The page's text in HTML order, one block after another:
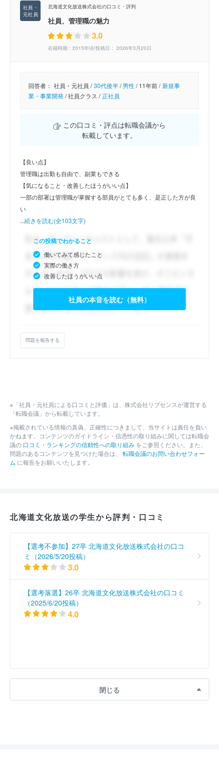
北海道文化放送株式会社の口コミ・評判
社員、管理職の魅力
3.0
在籍時期：2015年頃/投稿日： 2026年3月20日
回答者： 社員・元社員 / 30代後半/男性/11年前 / 新規事
業・事業開発/社員クラス / 正社員
この口コミ・評点は転職会議から
転載しています。
【良い点】
管理職は出勤も自由で、副業もできる
【気になること・改善したほうがいい点】
一部の部署は管理職が掌握する部員がとても多く、是正した方が良
い
...続きを読む(全103文字)
この投稿でわかること
働いてみて感じたこと
実際の働き方
改善したほうがいい点
社員の本音を読む（無料）
問題を報告する
※「社員・元社員による口コミと評価」は、株式会社リブセンスが運営する
「転職会議」から転載しています。
※掲載されている情報の真偽、正確性につきまして、当サイトは責任を負い
かねます。コンテンツのガイドライン・信憑性の取り組みに関しては転職会
議の 口コミ・ランキングの信頼性への取り組み をご参照ください。また、
問題のあるコンテンツを見つけた場合は、 転職会議のお問い合わせフォー
ム に報告をお願いいたします。
北海道文化放送の学生から評判・口コミ
【選考不参加】27卒 北海道文化放送株式会社の口コ
ミ（2026/5/20投稿）
3.0
【選考落選】26卒 北海道文化放送株式会社の口コミ
（2025/6/20投稿）
4.0
閉じる